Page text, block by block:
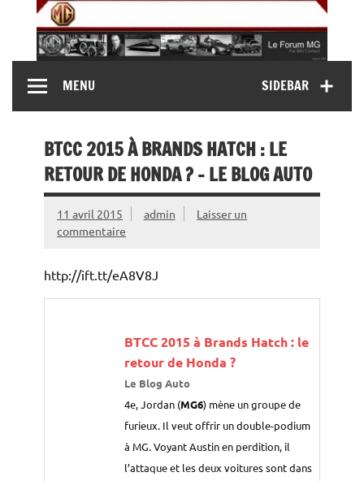
content
MG Contact
MG B, MG F, MG A, Midget…)SIDEBAR
MENU
BTCC 2015 À BRANDS HATCH : LE
RETOUR DE HONDA ? – LE BLOG AUTO
11 avril 2015 admin
Laisser un
commentaire
http://ift.tt/eA8V8J
BTCC 2015 à Brands Hatch : le
retour de Honda ?
Le Blog Auto
4e, Jordan (MG6) mène un groupe de
furieux. Il veut offrir un double-podium
à MG. Voyant Austin en perdition, il
l’attaque et les deux voitures sont dans